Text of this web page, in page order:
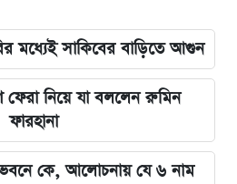
মধ্যেই সাকিবের বাড়িতে আগুন
ফেরা নিয়ে যা বললেন রুমিন
ফারহানা
কে, আলোচনায় যে ৬ নাম